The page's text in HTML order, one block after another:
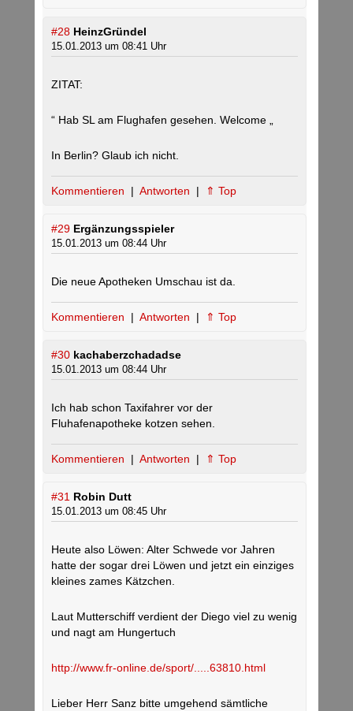
#28 HeinzGründel
15.01.2013 um 08:41 Uhr
ZITAT:
“ Hab SL am Flughafen gesehen. Welcome „
In Berlin? Glaub ich nicht.
Kommentieren | Antworten | ⇑ Top
#29 Ergänzungsspieler
15.01.2013 um 08:44 Uhr
Die neue Apotheken Umschau ist da.
Kommentieren | Antworten | ⇑ Top
#30 kachaberzchadadse
15.01.2013 um 08:44 Uhr
Ich hab schon Taxifahrer vor der
Fluhafenapotheke kotzen sehen.
Kommentieren | Antworten | ⇑ Top
#31 Robin Dutt
15.01.2013 um 08:45 Uhr
Heute also Löwen: Alter Schwede vor Jahren
hatte der sogar drei Löwen und jetzt ein einziges
kleines zames Kätzchen.
Laut Mutterschiff verdient der Diego viel zu wenig
und nagt am Hungertuch
http://www.fr-online.de/sport/.....63810.html
Lieber Herr Sanz bitte umgehend sämtliche